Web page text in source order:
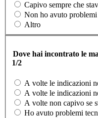
Capivo sempre che
Non ho avuto
Altro
Dove hai incontrato le
1/2
A volte le indicazioni
A volte le indicazioni
A volte non capivo se
Ho avuto problemi